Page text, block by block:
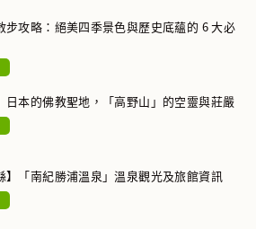
步攻略：絕美四季景色與歷史底蘊的 6 大必
日本的佛教聖地，「高野山」的空靈與莊嚴
】「南紀勝浦溫泉」溫泉觀光及旅館資訊